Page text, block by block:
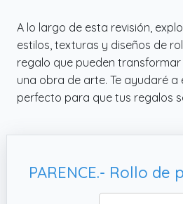
A lo largo de esta revisión,
estilos, texturas y diseños de
regalo que pueden
una obra de arte. Te ayudaré a
perfecto para que tus regalos